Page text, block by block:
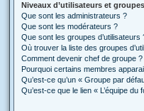
Niveaux d’utilisateurs et groupes
Que sont les administrateurs ?
Que sont les modérateurs ?
Que sont les groupes d’utilisateurs
Où trouver la liste des groupes
Comment devenir chef de groupe ?
Pourquoi certains membres
Qu’est-ce qu’un « Groupe par
Qu’est-ce que le lien « L’équipe du